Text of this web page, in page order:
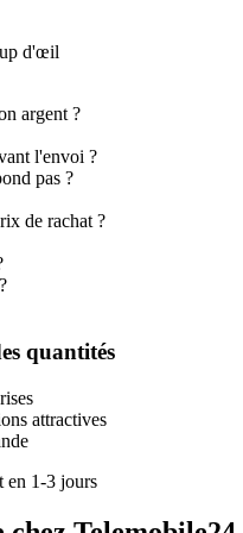
d'œil
argent ?
l'envoi ?
pas ?
de rachat ?
quantités
attractives
en 1-3 jours